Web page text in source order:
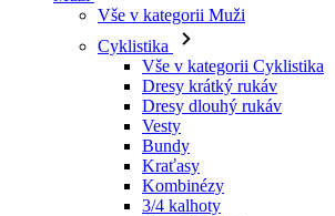
Dresy dlouhý rukáv
Vesty
Bundy
Kraťasy
Kombinézy
3/4 kalhoty
Dlouhé kalhoty
Spodní prádlo
Návleky
Čepice
Rukavice